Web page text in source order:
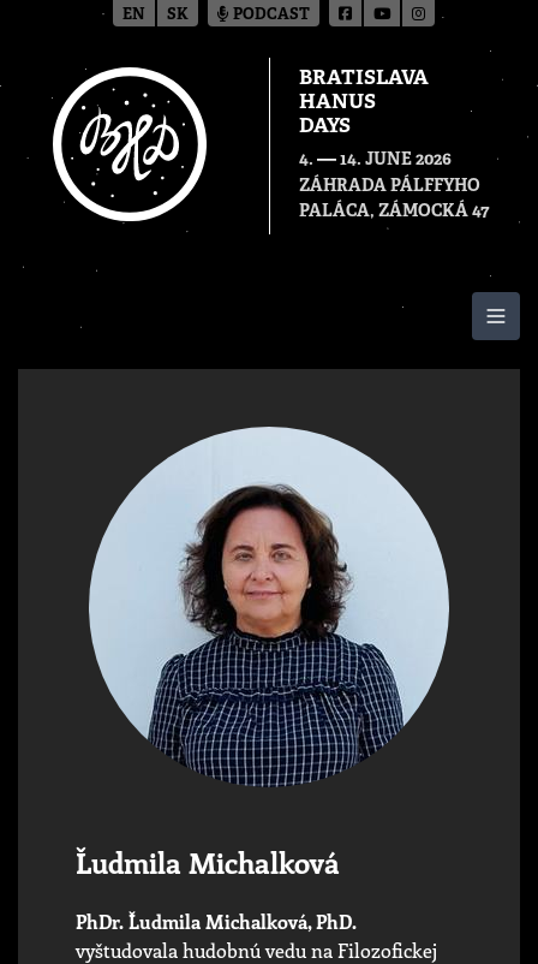
BRATISLAVA
HANUS
DAYS
4. — 14. JUNE 2026
ZÁHRADA PÁLFFYHO
PALÁCA, ZÁMOCKÁ 47
Ľudmila Michalková
PhDr. Ľudmila Michalková, PhD.
vyštudovala hudobnú vedu na Filozofickej
EN SK PODCAST